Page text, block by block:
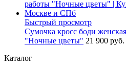
Быстрый просмотр
Сумочка кросс боди
"Ночные цветы" 21 900 руб.
Каталог